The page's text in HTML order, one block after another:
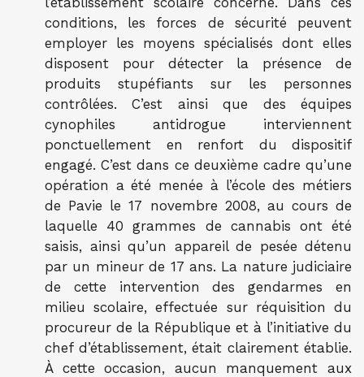
conditions, les forces de sécurité peuvent
employer les moyens spécialisés dont elles
disposent pour détecter la présence de
produits stupéfiants sur les personnes
contrôlées. C’est ainsi que des équipes
cynophiles antidrogue interviennent
ponctuellement en renfort du dispositif
engagé. C’est dans ce deuxième cadre qu’une
opération a été menée à l’école des métiers
de Pavie le 17 novembre 2008, au cours de
laquelle 40 grammes de cannabis ont été
saisis, ainsi qu’un appareil de pesée détenu
par un mineur de 17 ans. La nature judiciaire
de cette intervention des gendarmes en
milieu scolaire, effectuée sur réquisition du
procureur de la République et à l’initiative du
chef d’établissement, était clairement établie.
À cette occasion, aucun manquement aux